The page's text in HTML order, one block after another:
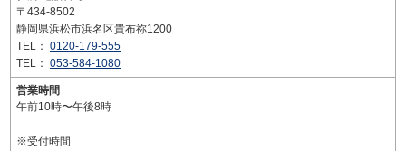
〒434-8502
静岡県浜松市浜名区貴布祢1200
TEL： 0120-179-555
TEL： 053-584-1080
営業時間
午前10時〜午後8時
※受付時間